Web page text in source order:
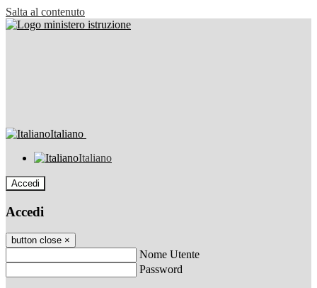
Salta al contenuto
Italiano
Italiano
Accedi
Accedi
button close ×
Nome Utente
Password